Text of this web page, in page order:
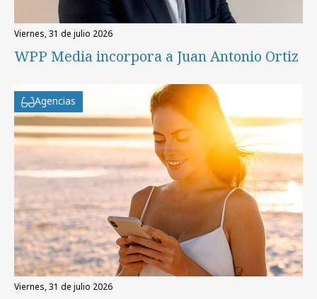
viernes, 31 de julio 2026
WPP Media incorpora a Juan Antonio Ortiz
Agencias
viernes, 31 de julio 2026